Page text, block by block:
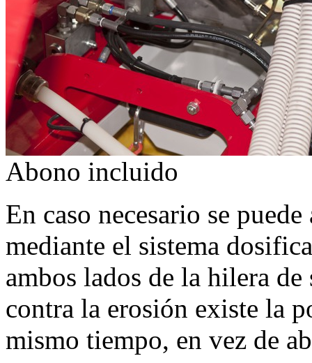
Abono incluido
En caso necesario se
mediante el sistema
ambos lados de la hilera
contra la erosión existe la
mismo tiempo, en vez de